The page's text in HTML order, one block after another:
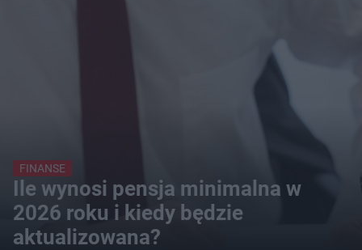
FINANSE
Ile wynosi pensja minimalna w
2026 roku i kiedy będzie
aktualizowana?